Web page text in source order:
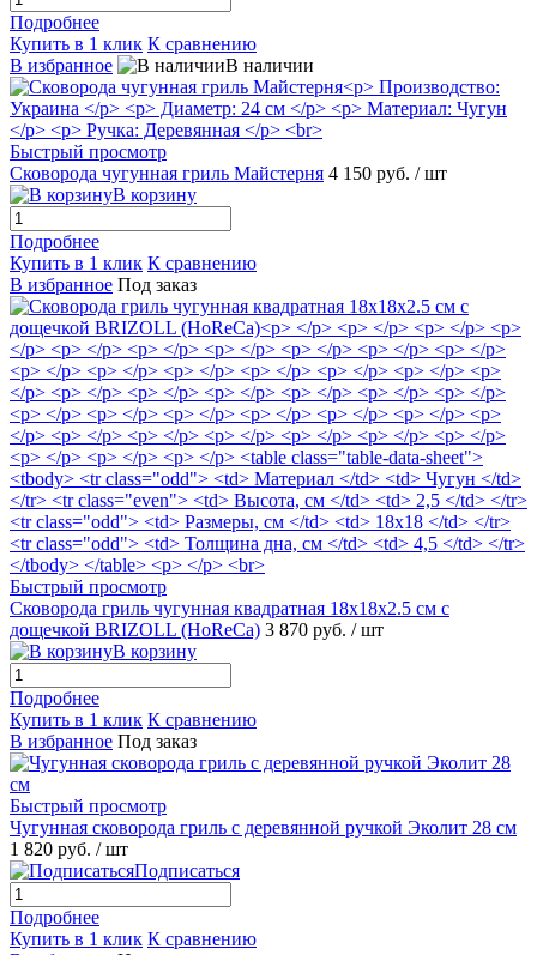
Подробнее
Купить в 1 клик К сравнению
В избранное
В наличии
Быстрый просмотр
Сковорода чугунная гриль Майстерня 4 150 руб. / шт
В корзину
Подробнее
Купить в 1 клик К сравнению
В избранное Под заказ
Быстрый просмотр
Сковорода гриль чугунная квадратная 18х18х2.5 см с
дощечкой BRIZOLL (HoReCa) 3 870 руб. / шт
В корзину
Подробнее
Купить в 1 клик К сравнению
В избранное Под заказ
Быстрый просмотр
Чугунная сковорода гриль с деревянной ручкой Эколит 28 см
1 820 руб. / шт
Подписаться
Подробнее
Купить в 1 клик К сравнению